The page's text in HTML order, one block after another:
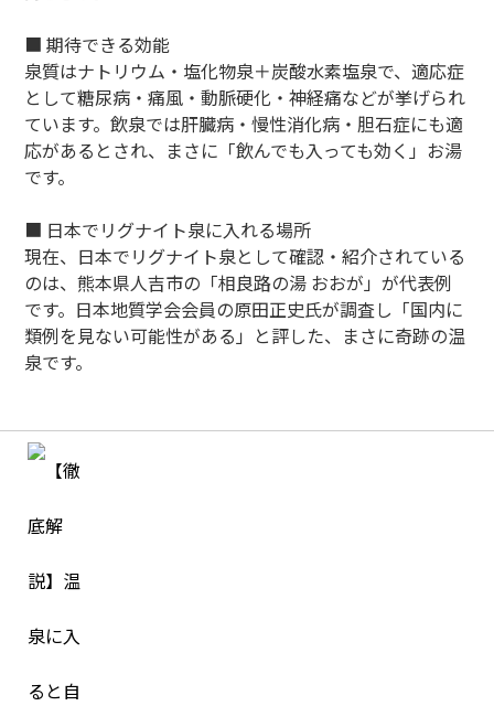
■ 期待できる効能
泉質はナトリウム・塩化物泉＋炭酸水素塩泉で、適応症
として糖尿病・痛風・動脈硬化・神経痛などが挙げられ
ています。飲泉では肝臓病・慢性消化病・胆石症にも適
応があるとされ、まさに「飲んでも入っても効く」お湯
です。
■ 日本でリグナイト泉に入れる場所
現在、日本でリグナイト泉として確認・紹介されている
のは、熊本県人吉市の「相良路の湯 おおが」が代表例
です。日本地質学会会員の原田正史氏が調査し「国内に
類例を見ない可能性がある」と評した、まさに奇跡の温
泉です。